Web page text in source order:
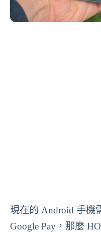
現在的 Android 手機
Google Pay，那麼